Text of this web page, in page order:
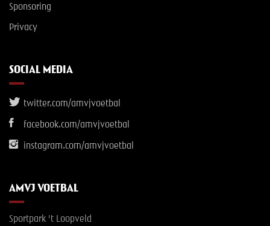
Sponsoring
Privacy
SOCIAL MEDIA
twitter.com/amvjvoetbal
facebook.com/amvjvoetbal
instagram.com/amvjvoetbal
AMVJ VOETBAL
Sportpark 't Loopveld